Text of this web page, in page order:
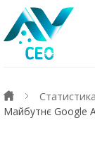
Статистика
Майбутнє Google